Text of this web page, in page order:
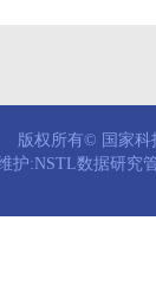
版权所有© 国家科
护:NSTL数据研究